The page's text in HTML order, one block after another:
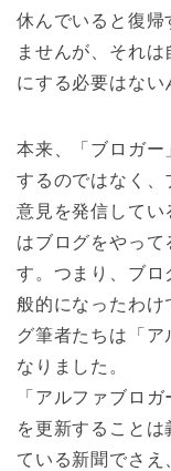
休んでいると復帰
ませんが、それ
にする必要はない
本来、「ブロガー
するのではなく、
意見を発信してい
はブログをやって
す。つまり、ブロ
般的になったわけ
グ筆者たちは「ア
なりました。
「アルファブロ
を更新すること
ている新聞でさえ